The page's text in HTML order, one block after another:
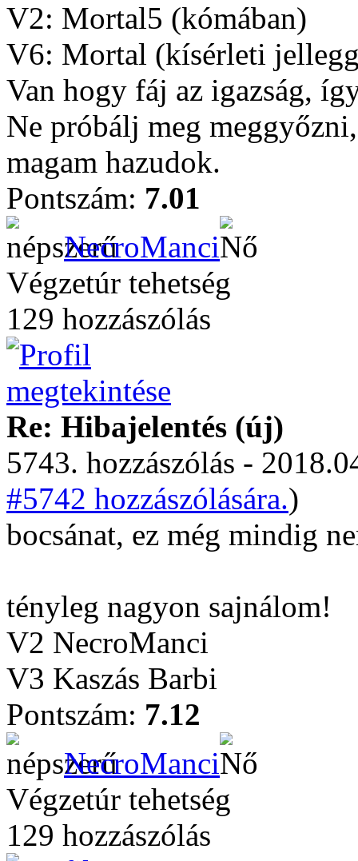
V2: Mortal5 (kómában)
V6: Mortal (kísérleti
Van hogy fáj az igazság,
Ne próbálj meg
magam hazudok.
Pontszám: 7.01
NecroManci
Végzetúr tehetség
129 hozzászólás
Re: Hibajelentés (új)
5743. hozzászólás -
#5742 hozzászólására.)
bocsánat, ez még mindig
tényleg nagyon sajnálom!
V2 NecroManci
V3 Kaszás Barbi
Pontszám: 7.12
NecroManci
Végzetúr tehetség
129 hozzászólás